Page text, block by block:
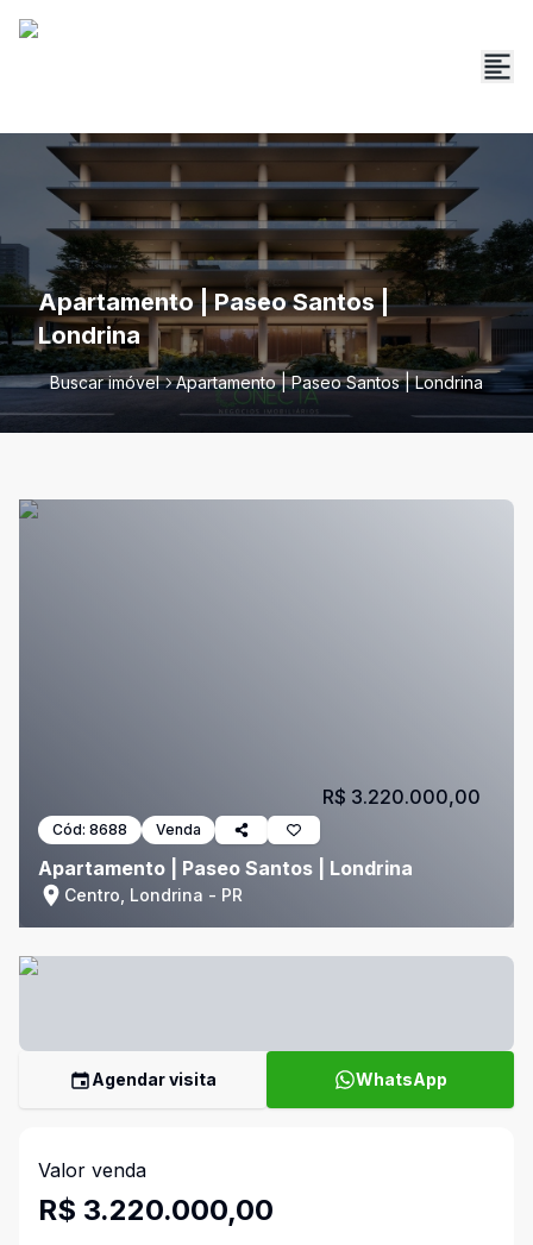
Apartamento | Paseo Santos |
Londrina
Buscar imóvel Apartamento | Paseo Santos | Londrina
Cód: 8688 Venda
Apartamento | Paseo Santos | Londrina
Centro, Londrina - PR
R$ 3.220.000,00
Agendar visita WhatsApp
Valor venda
R$ 3.220.000,00